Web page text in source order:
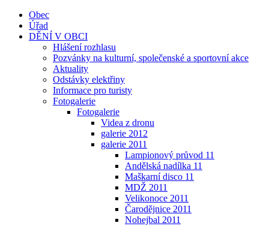
Obec
Úřad
DĚNÍ V OBCI
Hlášení rozhlasu
Pozvánky na kulturní, společenské a sportovní akce
Aktuality
Odstávky elektřiny
Informace pro turisty
Fotogalerie
Fotogalerie
Videa z dronu
galerie 2012
galerie 2011
Lampionový průvod 11
Andělská nadílka 11
Maškarní disco 11
MDŽ 2011
Velikonoce 2011
Čarodějnice 2011
Nohejbal 2011